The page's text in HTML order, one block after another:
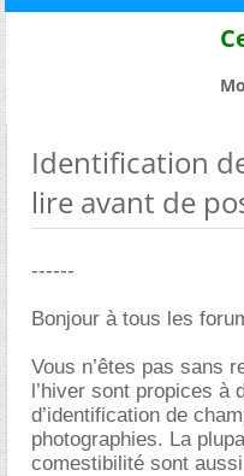
Identification
lire avant de
------
Bonjour à tous les
Vous n’êtes pas sans
l’hiver sont propices à
d’identification de
photographies. La
comestibilité sont